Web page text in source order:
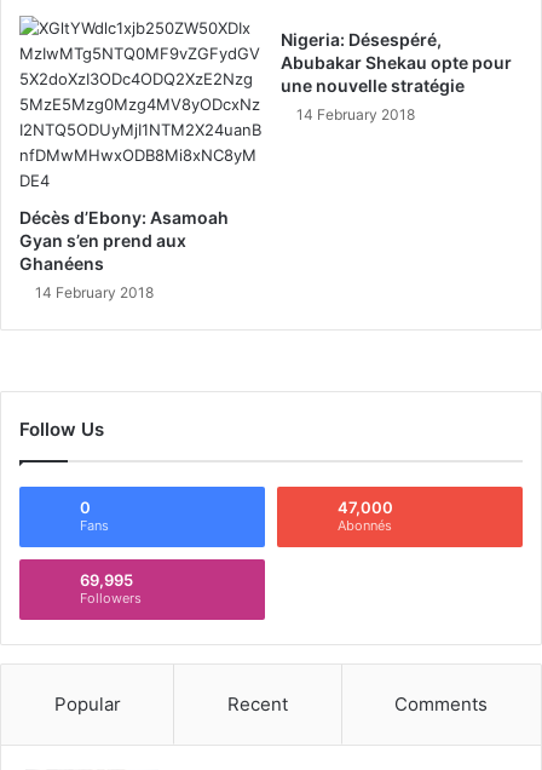
Décès d’Ebony: Asamoah
Gyan s’en prend aux
Ghanéens
14 February 2018
Nigeria: Désespéré,
Abubakar Shekau opte pour
une nouvelle stratégie
14 February 2018
Follow Us
0
Fans
47,000
Abonnés
69,995
Followers
Popular Recent Comments